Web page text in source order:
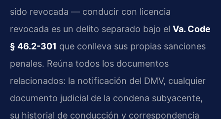
sido revocada — conducir con licencia
revocada es un delito separado bajo el Va. Code
§ 46.2-301 que conlleva sus propias sanciones
penales. Reúna todos los documentos
relacionados: la notificación del DMV, cualquier
documento judicial de la condena subyacente,
su historial de conducción y correspondencia